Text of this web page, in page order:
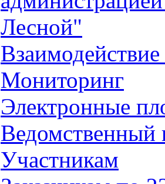
Лесной"
Мониторинг
Электронные
Ведомственный
Участникам